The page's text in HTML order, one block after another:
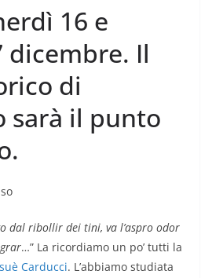
16 e
dicembre. Il
di
sarà il punto
dal ribollir dei tini, va l’aspro odor
…” La ricordiamo un po’ tutti la
Carducci. L’abbiamo studiata